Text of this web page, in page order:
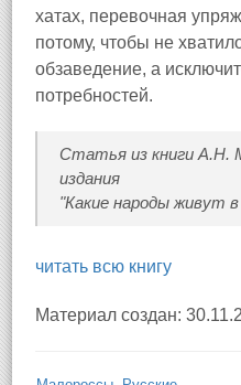
хатах, перевочная
потому, чтобы не
обзаведение, а
потребностей.
Статья из книги А.Н.
издания
"Какие народы живут
читать всю книгу
Материал создан: